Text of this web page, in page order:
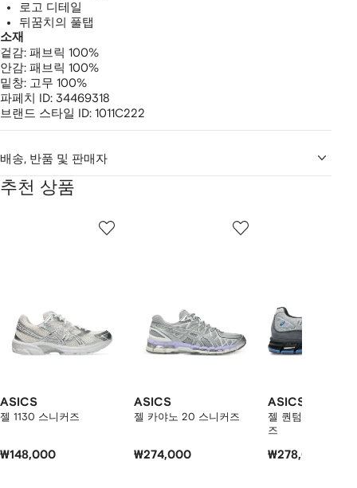
로고 디테일
뒤꿈치의 풀탭
소재
겉감: 패브릭 100%
안감: 패브릭 100%
밑창: 고무 100%
파페치 ID: 34469318
브랜드 스타일 ID: 1011C222
배송, 반품 및 판매자
추천 상품
ASICS
젤 1130 스니커즈
₩148,000
ASICS
젤 카야노 20 스니커즈
₩274,000
ASICS
젤 퀀텀 360 I
즈
₩278,000